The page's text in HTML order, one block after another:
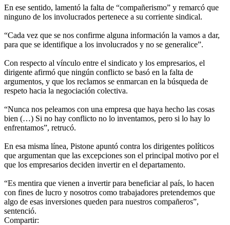
En ese sentido, lamentó la falta de “compañerismo” y remarcó que
ninguno de los involucrados pertenece a su corriente sindical.
“Cada vez que se nos confirme alguna información la vamos a dar,
para que se identifique a los involucrados y no se generalice”.
Con respecto al vínculo entre el sindicato y los empresarios, el
dirigente afirmó que ningún conflicto se basó en la falta de
argumentos, y que los reclamos se enmarcan en la búsqueda de
respeto hacia la negociación colectiva.
“Nunca nos peleamos con una empresa que haya hecho las cosas
bien (…) Si no hay conflicto no lo inventamos, pero si lo hay lo
enfrentamos”, retrucó.
En esa misma línea, Pistone apuntó contra los dirigentes políticos
que argumentan que las excepciones son el principal motivo por el
que los empresarios deciden invertir en el departamento.
“Es mentira que vienen a invertir para beneficiar al país, lo hacen
con fines de lucro y nosotros como trabajadores pretendemos que
algo de esas inversiones queden para nuestros compañeros”,
sentenció.
Compartir: